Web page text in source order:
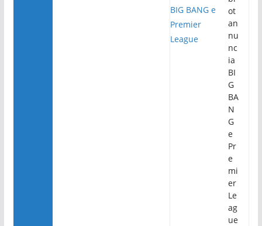
ot
an
nu
nc
ia
BI
G
BA
N
G
e
Pr
e
mi
er
Le
ag
ue